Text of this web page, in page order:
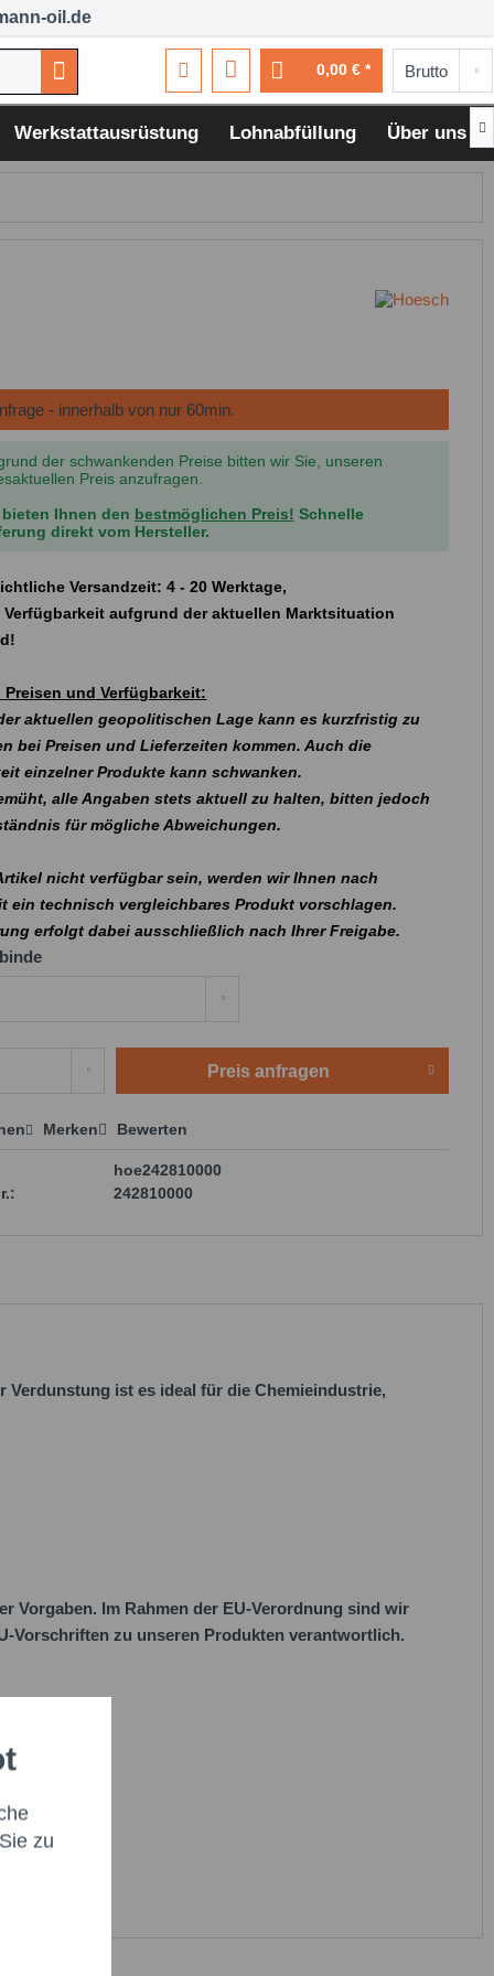
oil.de
0,00 € *
Werkstattausrüstung Lohnabfüllung Über uns 
der schwankenden Preise bitten wir Sie, unseren
Preis anzufragen.
bieten Ihnen den bestmöglichen Preis! Schnelle
direkt vom Hersteller.
Versandzeit: 4 - 20 Werktage,
Verfügbarkeit aufgrund der aktuellen Marktsituation
Preisen und Verfügbarkeit:
aktuellen geopolitischen Lage kann es kurzfristig zu
bei Preisen und Lieferzeiten kommen. Auch die
einzelner Produkte kann schwanken.
alle Angaben stets aktuell zu halten, bitten jedoch
für mögliche Abweichungen.
nicht verfügbar sein, werden wir Ihnen nach
ein technisch vergleichbares Produkt vorschlagen.
erfolgt dabei ausschließlich nach Ihrer Freigabe.
Preis anfragen
Merken Bewerten
hoe242810000
242810000
ist es ideal für die Chemieindustrie,
Vorgaben. Im Rahmen der EU-Verordnung sind wir
Vorschriften zu unseren Produkten verantwortlich.
zu